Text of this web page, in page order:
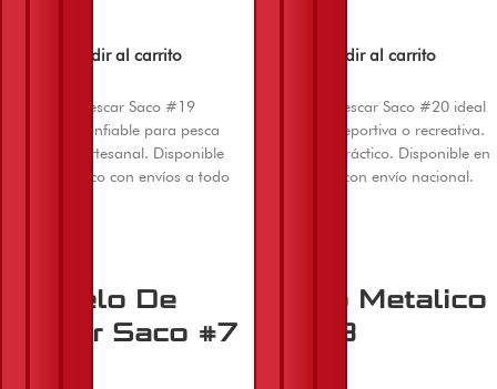
Añadir al carrito
Anzuelo de pescar Saco #19
resistente y confiable para pesca
deportiva o artesanal. Disponible
en El Machetico con envíos a todo
Añadir al carrito
Anzuelo de pescar Saco #20 ideal
para pesca deportiva o recreativa.
Resistente y práctico. Disponible en
El Machetico con envío nacional.
Anzuelo De
Pescar Saco #7
Chazo Metalico
1/2 x 3